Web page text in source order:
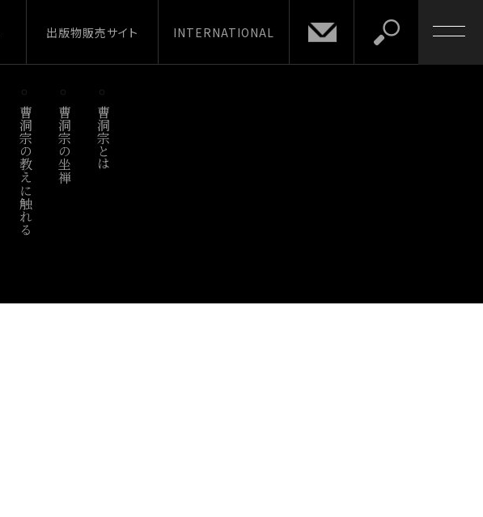
出版物販売サイト INTERNATIONAL
曹洞宗の教えに触れる 曹洞宗の坐禅 曹洞宗とは